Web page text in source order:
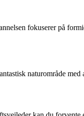
fokuserer på
naturområde med